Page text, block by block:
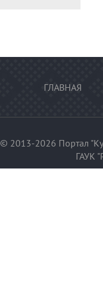
ГЛАВНАЯ
© 2013-2026 Портал
ГАУК